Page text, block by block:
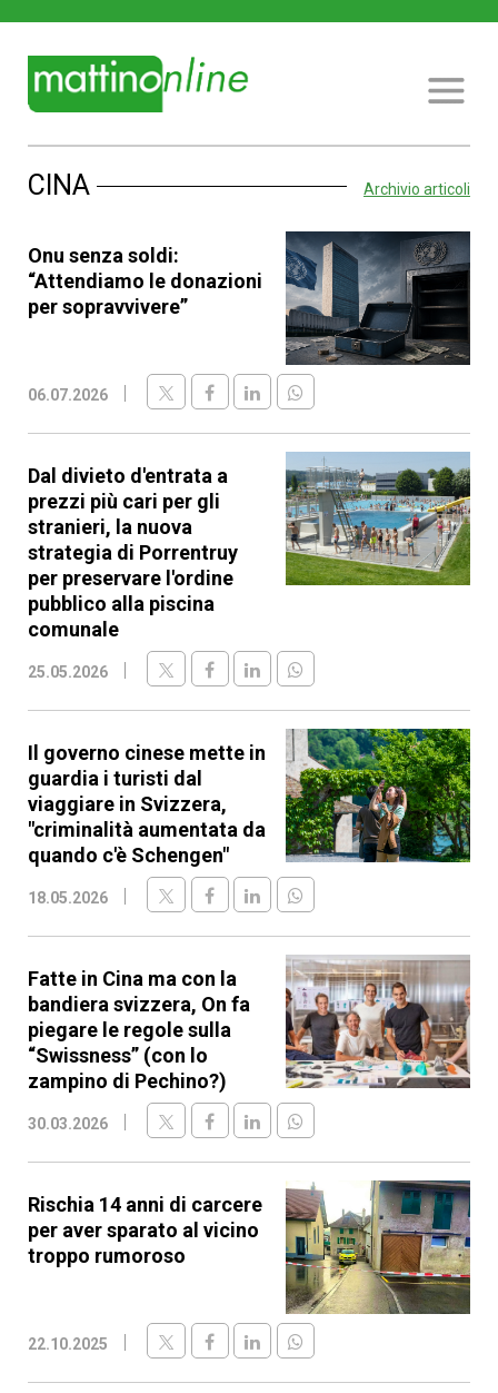
CINA Archivio articoli
Onu senza soldi:
“Attendiamo le donazioni
per sopravvivere”
06.07.2026
Dal divieto d'entrata a
prezzi più cari per gli
stranieri, la nuova
strategia di Porrentruy
per preservare l'ordine
pubblico alla piscina
comunale
25.05.2026
Il governo cinese mette in
guardia i turisti dal
viaggiare in Svizzera,
"criminalità aumentata da
quando c'è Schengen"
18.05.2026
Fatte in Cina ma con la
bandiera svizzera, On fa
piegare le regole sulla
“Swissness” (con lo
zampino di Pechino?)
30.03.2026
Rischia 14 anni di carcere
per aver sparato al vicino
troppo rumoroso
22.10.2025